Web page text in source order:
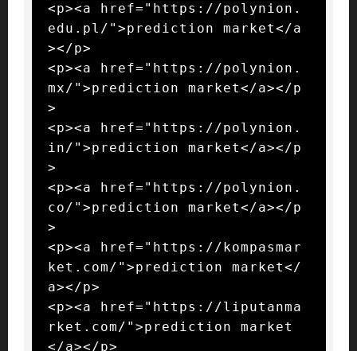
<p><a href="https://polynion.
edu.pl/">prediction market</a
></p>
<p><a href="https://polynion.
mx/">prediction market</a></p
>
<p><a href="https://polynion.
in/">prediction market</a></p
>
<p><a href="https://polynion.
co/">prediction market</a></p
>
<p><a href="https://kompasmar
ket.com/">prediction market</
a></p>
<p><a href="https://liputanma
rket.com/">prediction market
</a></p>